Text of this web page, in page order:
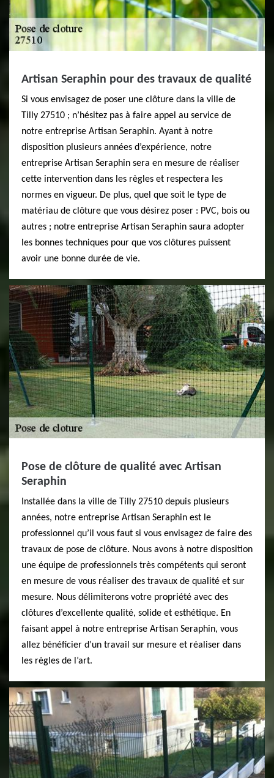
Artisan Seraphin pour des travaux de qualité
Si vous envisagez de poser une clôture dans la ville de
Tilly 27510 ; n’hésitez pas à faire appel au service de
notre entreprise Artisan Seraphin. Ayant à notre
disposition plusieurs années d’expérience, notre
entreprise Artisan Seraphin sera en mesure de réaliser
cette intervention dans les règles et respectera les
normes en vigueur. De plus, quel que soit le type de
matériau de clôture que vous désirez poser : PVC, bois ou
autres ; notre entreprise Artisan Seraphin saura adopter
les bonnes techniques pour que vos clôtures puissent
avoir une bonne durée de vie.
Pose de clôture de qualité avec Artisan
Seraphin
Installée dans la ville de Tilly 27510 depuis plusieurs
années, notre entreprise Artisan Seraphin est le
professionnel qu’il vous faut si vous envisagez de faire des
travaux de pose de clôture. Nous avons à notre disposition
une équipe de professionnels très compétents qui seront
en mesure de vous réaliser des travaux de qualité et sur
mesure. Nous délimiterons votre propriété avec des
clôtures d’excellente qualité, solide et esthétique. En
faisant appel à notre entreprise Artisan Seraphin, vous
allez bénéficier d’un travail sur mesure et réaliser dans
les règles de l’art.